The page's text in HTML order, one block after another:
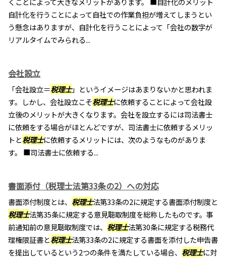
自計化を行うことによって自社での作業負担が増えてしまうとい
う懸念はありますが、自計化を行うことによって「会社の数字が
リアルタイムでみられる...
会社設立
「会社設立＝税理士」というイメージはあまりないかと思われま
す。しかし、会社設立こそ税理士に依頼することによって会社設
立後のメリットが大きくなります。会社を設立するには司法書士
に依頼をする場合がほとんどですが、司法書士に依頼するメリッ
トと税理士に依頼するメリットには、次のようなものがありま
す。 ■司法書士に依頼する...
書面添付（税理士法第33条の2）への対応
書面添付制度とは、 税理士法第33条の2に規定する書面添付制度と
税理士法第35条に規定する意見聴取制度を総称したものです。事
前通知前の意見聴取制度では、 税理士法第30条に規定する税務代
理権限証書と税理士法第33条の2に規定する書面を添付した申告書
を提出しているという2つの条件を満たしている場合、 税理士に対